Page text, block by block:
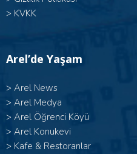
> KVKK
Arel’de Yaşam
> Arel News
> Arel Medya
> Arel Öğrenci Köyü
> Arel Konukevi
> Kafe & Restoranlar